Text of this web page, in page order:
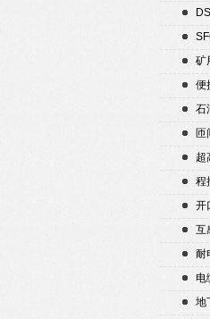
矿
便
石
匝
超
程
开
互
耐
电
地